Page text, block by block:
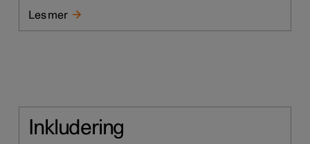
Les mer
Inkludering